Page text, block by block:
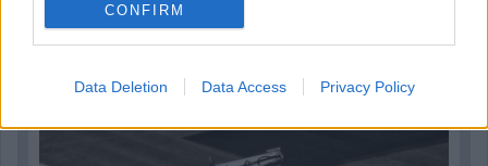
CONFIRM
Data Deletion Data Access Privacy Policy
1 napja
Hamarosan leáll az idei F1-es fejlesztésekkel a Cadillac